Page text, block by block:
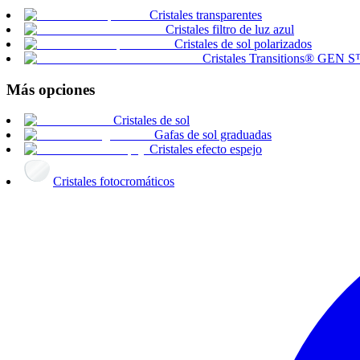
Cristales transparentes
Cristales filtro de luz azul
Cristales de sol polarizados
Cristales Transitions® GEN
Más opciones
Cristales de sol
Gafas de sol graduadas
Cristales efecto espejo
Cristales fotocromáticos